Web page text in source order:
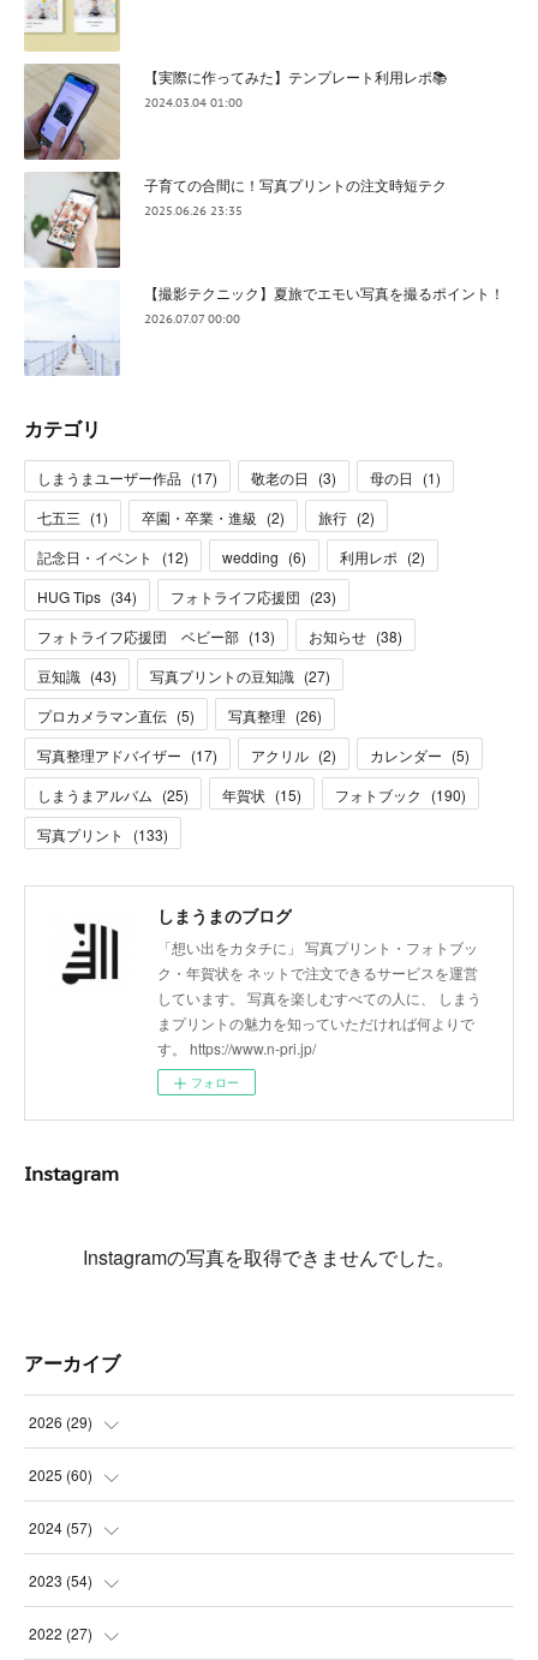
【実際に作ってみた】テンプレート利用レポ📚
2024.03.04 01:00
子育ての合間に！写真プリントの注文時短テク
2025.06.26 23:35
【撮影テクニック】夏旅でエモい写真を撮るポイント！
2026.07.07 00:00
カテゴリ
しまうまユーザー作品 (17) 敬老の日 (3) 母の日 (1)
七五三 (1) 卒園・卒業・進級 (2) 旅行 (2)
記念日・イベント
(12) wedding (6) 利用レポ (2)
HUG Tips (34) フォトライフ応援団 (23)
フォトライフ応援団 ベビー部 (13) お知らせ (38)
豆知識 (43) 写真プリントの豆知識 (27)
プロカメラマン直伝 (5) 写真整理 (26)
写真整理アドバイザー (17) アクリル (2) カレンダー (5)
しまうまアルバム (25) 年賀状 (15) フォトブック (190)
写真プリント
(133)
しまうまのブログ
「想い出をカタチに」 写真プリント・フォトブッ
ク・年賀状を ネットで注文できるサービスを運営
しています。 写真を楽しむすべての人に、 しまう
まプリントの魅力を知っていただければ何よりで
す。 https://www.n-pri.jp/
フォロー
Instagram
Instagramの写真を取得できませんでした。
アーカイブ
2026 (29)
(5
(3
(7
(6
2025 (60)
(3
(3
(3
2024 (57)
(4
(5
2023 (54)
(6
2022 (27)